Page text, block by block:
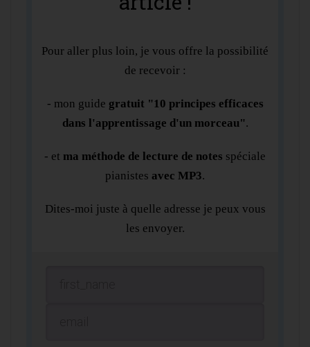
Pour aller plus loin, je vous offre la possibilité
de recevoir :
- mon guide gratuit "10 principes efficaces
dans l'apprentissage d'un morceau".
- et ma méthode de lecture de notes spéciale
pianistes avec MP3.
Dites-moi juste à quelle adresse je peux vous
les envoyer.